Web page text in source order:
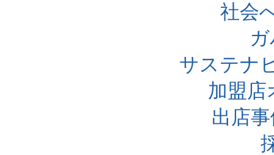
社会
サステナ
加盟店
出店